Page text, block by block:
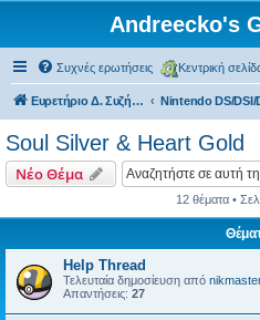
Andreecko's
Συχνές ερωτήσεις Κεντρική
Ευρετήριο Δ. Συζήτησης Nintendo DS/DSI/
Soul Silver & Heart Gold
Νέο Θέμα
12 θέματα •
Help Thread
Τελευταία δημοσίευση από
Απαντήσεις: 27